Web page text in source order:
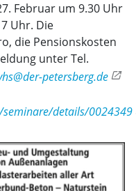
Februar um 9.30 Uhr
Uhr. Die
die Pensionskosten
unter Tel.
petersberg.de
details/0024349